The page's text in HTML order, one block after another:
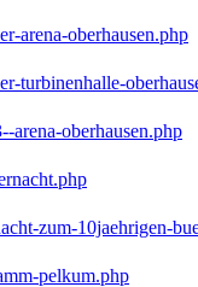
arena-oberhausen.php
turbinenhalle-
arena-oberhausen.php
zum-10jaehrigen-
pelkum.php